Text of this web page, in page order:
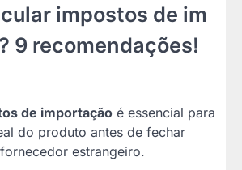
impostos de im
9 recomendações!
de importação é essencial para
do produto antes de fechar
estrangeiro.